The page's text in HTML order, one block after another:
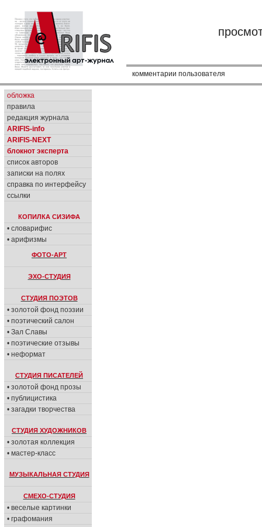
комментарии пользователя
обложка
правила
редакция журнала
ARIFIS-info
ARIFIS-NEXT
блокнот эксперта
список авторов
записки на полях
справка по интерфейсу
ссылки
КОПИЛКА СИЗИФА
• словарифис
• арифизмы
ФОТО-АРТ
ЭХО-СТУДИЯ
СТУДИЯ ПОЭТОВ
• золотой фонд поэзии
• поэтический салон
• Зал Славы
• поэтические отзывы
• неформат
СТУДИЯ ПИСАТЕЛЕЙ
• золотой фонд прозы
• публицистика
• загадки творчества
СТУДИЯ ХУДОЖНИКОВ
• золотая коллекция
• мастер-класс
МУЗЫКАЛЬНАЯ СТУДИЯ
СМЕХО-СТУДИЯ
• веселые картинки
• графомания